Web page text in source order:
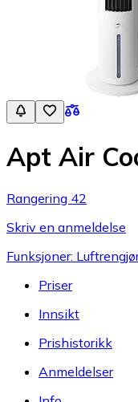
Apt Air
Rangering 42
Skriv en anmeldelse
Funksjoner:
Priser
Innsikt
Prishistorikk
Anmeldelser